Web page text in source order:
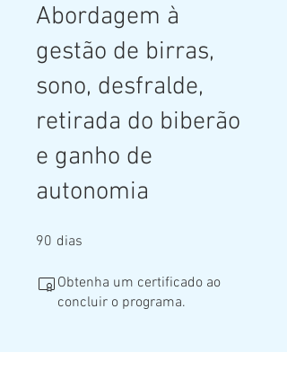
Abordagem à
gestão de birras,
sono, desfralde,
retirada do biberão
e ganho de
autonomia
90 dias
Obtenha um certificado ao
concluir o programa.